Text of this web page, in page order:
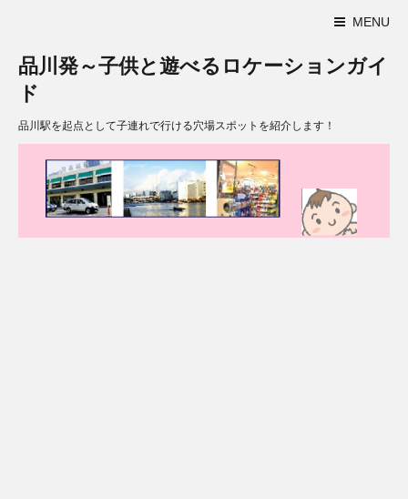
MENU
品川発～子供と遊べるロケーションガイ
ド
品川駅を起点として子連れで行ける穴場スポットを紹介します！